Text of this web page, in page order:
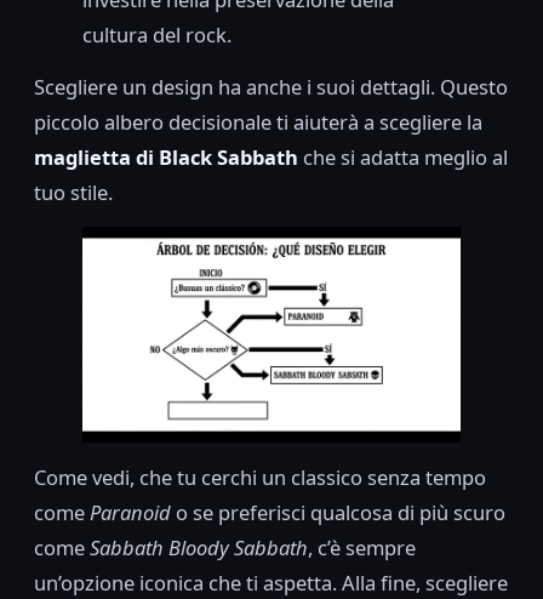
cultura del rock.
Scegliere un design ha anche i suoi dettagli. Questo
piccolo albero decisionale ti aiuterà a scegliere la
maglietta di Black Sabbath che si adatta meglio al
tuo stile.
Come vedi, che tu cerchi un classico senza tempo
comeParanoid o se preferisci qualcosa di più scuro
comeSabbath Bloody Sabbath, c’è sempre
un’opzione iconica che ti aspetta. Alla fine, scegliere